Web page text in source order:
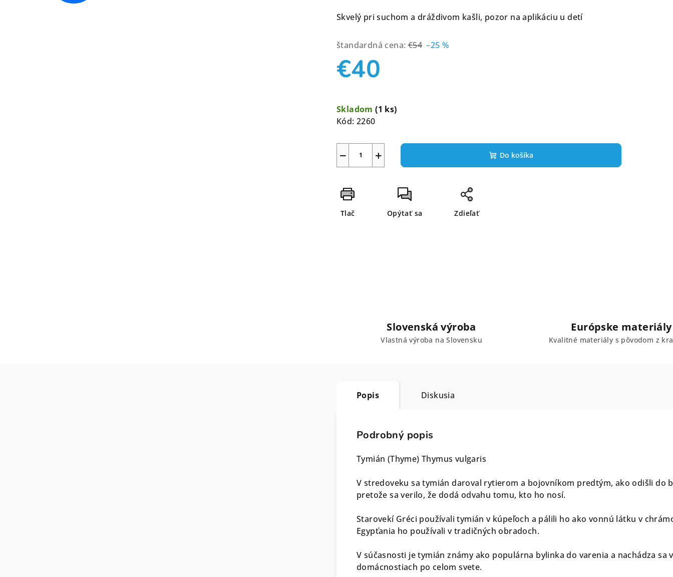
Skvelý pri suchom a dráždivom kašli, pozor na aplikáciu u detí
štandardná cena: €54 –25 %
€40
cena:
Skladom(1 ks)
Kód: 2260
+
− Do košíka
Tlač Opýtať sa Zdieľať
Slovenská výroba
Vlastná výroba na Slovensku
Európske materiály
Kvalitné materiály s pôvodom z
Popis Diskusia
Podrobný popis
Tymián (Thyme) Thymus vulgaris
V stredoveku sa tymián daroval rytierom a bojovníkom predtým, ako odišli do
pretože sa verilo, že dodá odvahu tomu, kto ho nosí.
Starovekí Gréci používali tymián v kúpeľoch a pálili ho ako vonnú látku v
Egypťania ho používali v tradičných obradoch.
V súčasnosti je tymián známy ako populárna bylinka do varenia a nachádza sa v
domácnostiach po celom svete.